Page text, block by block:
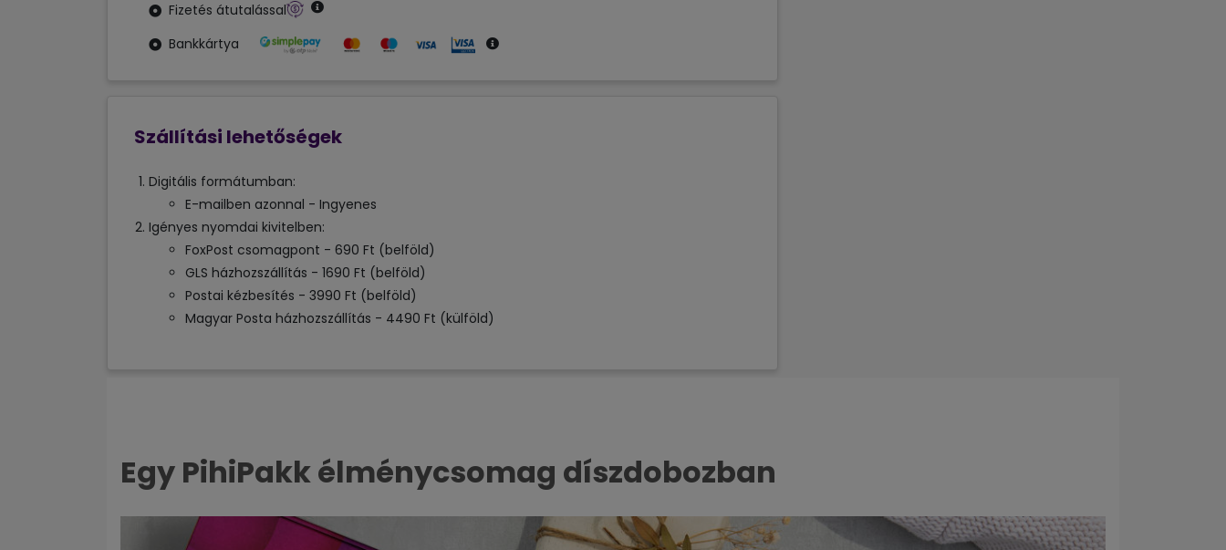
Fizetés átutalással
Bankkártya
Szállítási lehetőségek
Digitális formátumban:
E-mailben azonnal - Ingyenes
Igényes nyomdai kivitelben:
FoxPost csomagpont - 690 Ft (belföld)
GLS házhozszállítás - 1690 Ft (belföld)
Postai kézbesítés - 3990 Ft (belföld)
Magyar Posta házhozszállítás - 4490 Ft (külföld)
Egy PihiPakk élménycsomag díszdobozban